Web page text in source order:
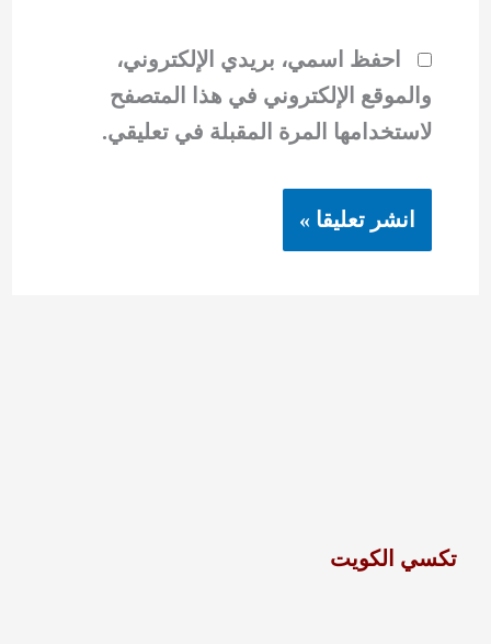
احفظ اسمي، بريدي الإلكتروني،
والموقع الإلكتروني في هذا المتصفح
لاستخدامها المرة المقبلة في تعليقي.
تكسي الكويت